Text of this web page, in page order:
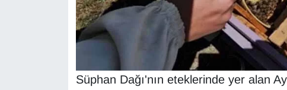
Süphan Dağı'nın eteklerinde yer alan